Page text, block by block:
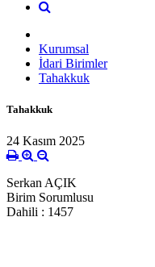
Kurumsal
İdari Birimler
Tahakkuk
Tahakkuk
24 Kasım 2025
Serkan AÇIK
Birim Sorumlusu
Dahili : 1457